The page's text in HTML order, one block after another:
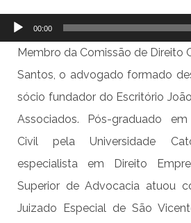
Tocador
áudio
00:00
Membro da Comissão de Direito
Santos, o advogado formado
sócio fundador do Escritório
Associados. Pós-graduado
Civil pela Universidade
especialista em Direito
Superior de Advocacia atuou
Juizado Especial de São